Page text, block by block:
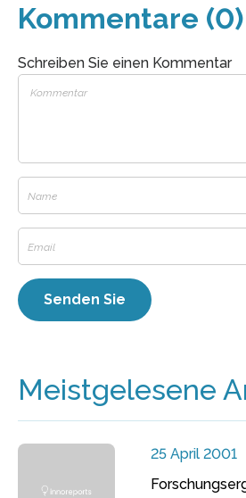
Kommentare (0)
Schreiben Sie einen Kommentar
Meistgelesene
25 April 2001